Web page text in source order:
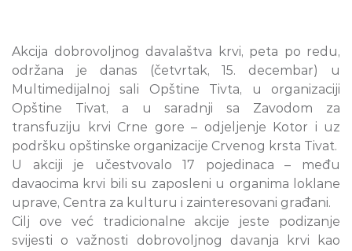
Akcija dobrovoljnog davalaštva krvi, peta po redu,
održana je danas (četvrtak, 15. decembar) u
Multimedijalnoj sali Opštine Tivta, u organizaciji
Opštine Tivat, a u saradnji sa Zavodom za
transfuziju krvi Crne gore – odjeljenje Kotor i uz
podršku opštinske organizacije Crvenog krsta Tivat.
U akciji je učestvovalo 17 pojedinaca – među
davaocima krvi bili su zaposleni u organima loklane
uprave, Centra za kulturu i zainteresovani građani.
Cilj ove već tradicionalne akcije jeste podizanje
svijesti o važnosti dobrovoljnog davanja krvi kao